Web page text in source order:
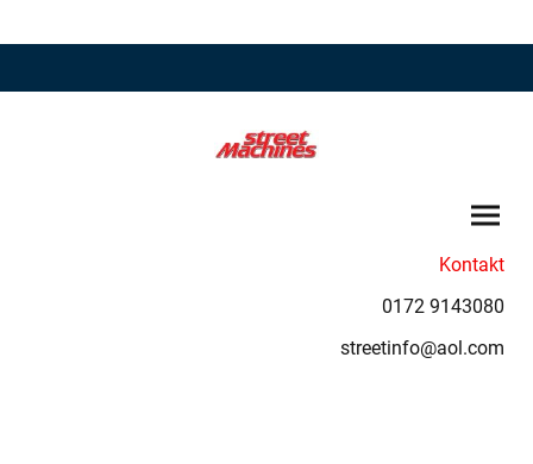
Kontakt
0172 9143080
streetinfo@aol.com